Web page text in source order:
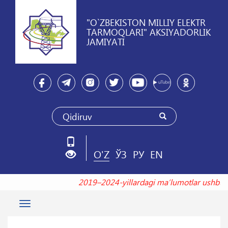
"O`ZBEKISTON MILLIY ELEKTR
TARMOQLARI" AKSIYADORLIK
JAMIYATI
O'Z ЎЗ РУ EN
2019–2024-yillardagi maʼlumotlar
Toggle